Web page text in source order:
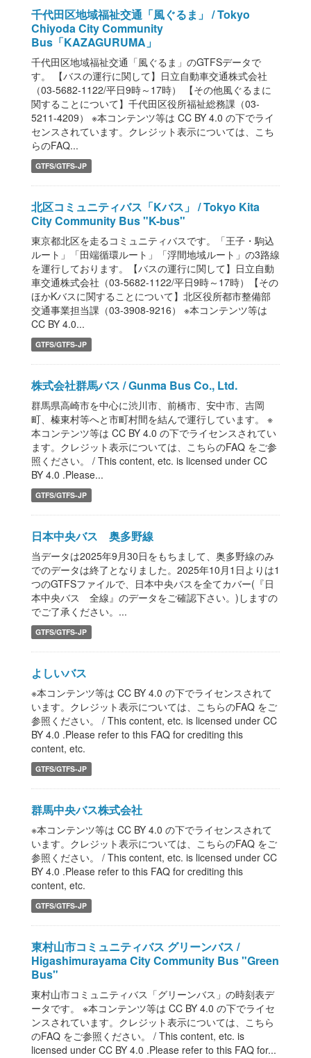
千代田区地域福祉交通「風ぐるま」 / Tokyo
Chiyoda City Community
Bus「KAZAGURUMA」
千代田区地域福祉交通「風ぐるま」のGTFSデータで
す。 【バスの運行に関して】日立自動車交通株式会社
（03-5682-1122/平日9時～17時） 【その他風ぐるまに
関することについて】千代田区役所福祉総務課（03-
5211-4209） ※本コンテンツ等は CC BY 4.0 の下でライ
センスされています。クレジット表示については、こち
らのFAQ...
GTFS/GTFS-JP
北区コミュニティバス「Kバス」 / Tokyo Kita
City Community Bus "K-bus"
東京都北区を走るコミュニティバスです。「王子・駒込
ルート」「田端循環ルート」「浮間地域ルート」の3路線
を運行しております。【バスの運行に関して】日立自動
車交通株式会社（03-5682-1122/平日9時～17時）【その
ほかKバスに関することについて】北区役所都市整備部
交通事業担当課（03-3908-9216） ※本コンテンツ等は
CC BY 4.0...
GTFS/GTFS-JP
株式会社群馬バス / Gunma Bus Co., Ltd.
群馬県高崎市を中心に渋川市、前橋市、安中市、吉岡
町、榛東村等へと市町村間を結んで運行しています。 ※
本コンテンツ等は CC BY 4.0 の下でライセンスされてい
ます。クレジット表示については、こちらのFAQ をご参
照ください。 / This content, etc. is licensed under CC
BY 4.0 .Please...
GTFS/GTFS-JP
日本中央バス 奥多野線
当データは2025年9月30日をもちまして、奥多野線のみ
でのデータは終了となりました。2025年10月1日よりは1
つのGTFSファイルで、日本中央バスを全てカバー(『日
本中央バス 全線』のデータをご確認下さい。)しますの
でご了承ください。...
GTFS/GTFS-JP
よしいバス
※本コンテンツ等は CC BY 4.0 の下でライセンスされて
います。クレジット表示については、こちらのFAQ をご
参照ください。 / This content, etc. is licensed under CC
BY 4.0 .Please refer to this FAQ for crediting this
content, etc.
GTFS/GTFS-JP
群馬中央バス株式会社
※本コンテンツ等は CC BY 4.0 の下でライセンスされて
います。クレジット表示については、こちらのFAQ をご
参照ください。 / This content, etc. is licensed under CC
BY 4.0 .Please refer to this FAQ for crediting this
content, etc.
GTFS/GTFS-JP
東村山市コミュニティバス グリーンバス /
Higashimurayama City Community Bus "Green
Bus"
東村山市コミュニティバス「グリーンバス」の時刻表デ
ータです。 ※本コンテンツ等は CC BY 4.0 の下でライセ
ンスされています。クレジット表示については、こちら
のFAQ をご参照ください。 / This content, etc. is
licensed under CC BY 4.0 .Please refer to this FAQ for...